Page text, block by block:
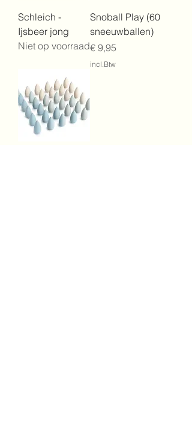
Schleich -
Ijsbeer jong
Niet op voorraad
Snoball Play (60
sneeuwballen)
Prijs
€ 9,95
incl.Btw